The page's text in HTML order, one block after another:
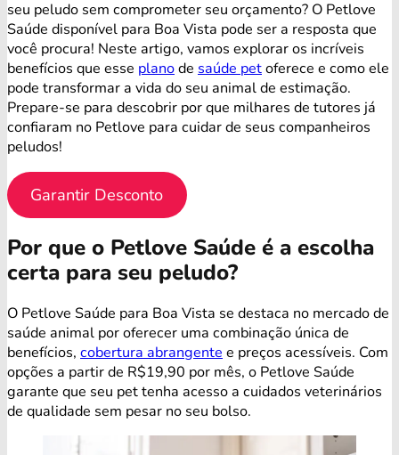
seu peludo sem comprometer seu orçamento? O Petlove
Saúde disponível para Boa Vista pode ser a resposta que
você procura! Neste artigo, vamos explorar os incríveis
benefícios que esse planode saúde petoferece e como ele
pode transformar a vida do seu animal de estimação.
Prepare-se para descobrir por que milhares de tutores já
confiaram no Petlove para cuidar de seus companheiros
peludos!
Garantir Desconto
Por que o Petlove Saúde é a escolha
certa para seu peludo?
O Petlove Saúde para Boa Vista se destaca no mercado de
saúde animal por oferecer uma combinação única de
benefícios, cobertura abrangente e preços acessíveis. Com
opções a partir de R$19,90 por mês, o Petlove Saúde
garante que seu pet tenha acesso a cuidados veterinários
de qualidade sem pesar no seu bolso.